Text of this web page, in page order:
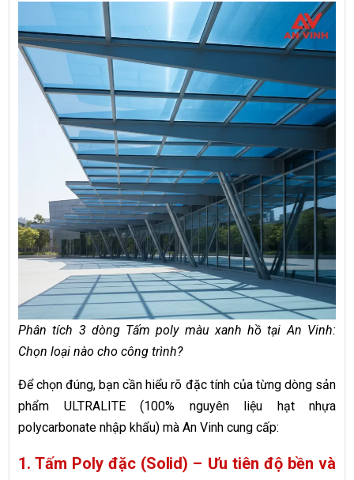
Phân tích 3 dòng Tấm poly màu xanh hồ tại An Vinh:
Chọn loại nào cho công trình?
Để chọn đúng, bạn cần hiểu rõ đặc tính của từng dòng sản
phẩm ULTRALITE (100% nguyên liệu hạt nhựa
polycarbonate nhập khẩu) mà An Vinh cung cấp:
1. Tấm Poly đặc (Solid) – Ưu tiên độ bền và